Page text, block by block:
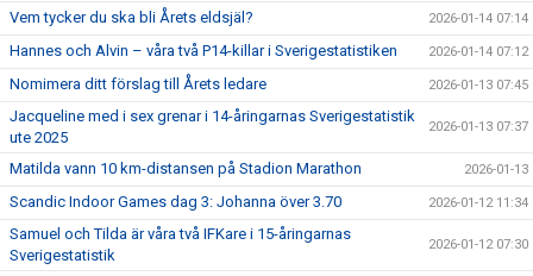
Vem tycker du ska bli Årets eldsjäl? 2026-01-14 07:14
Hannes och Alvin – våra två P14-killar i Sverigestatistiken 2026-01-14 07:12
Nomimera ditt förslag till Årets ledare 2026-01-13 07:45
Jacqueline med i sex grenar i 14-åringarnas Sverigestatistik
ute 2025
2026-01-13 07:37
Matilda vann 10 km-distansen på Stadion Marathon 2026-01-13
Scandic Indoor Games dag 3: Johanna över 3.70 2026-01-12 11:34
Samuel och Tilda är våra två IFKare i 15-åringarnas
Sverigestatistik
2026-01-12 07:30